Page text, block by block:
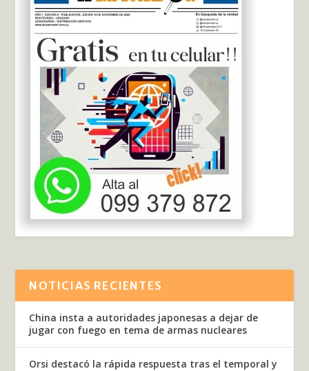
NOTICIAS RECIENTES
China insta a autoridades japonesas a dejar de
jugar con fuego en tema de armas nucleares
Orsi destacó la rápida respuesta tras el temporal y